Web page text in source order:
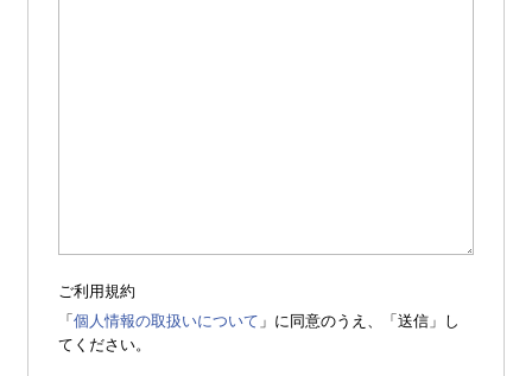
ご利用規約
「個人情報の取扱いについて 」に同意のうえ、「送信」し
てください。